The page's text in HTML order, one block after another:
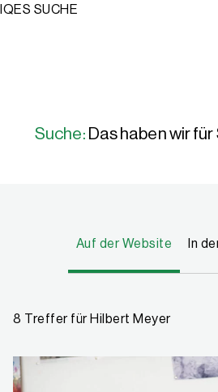
IQES SUCHE
Suche: Das haben wir
Auf der Website In
8 Treffer für Hilbert Meyer